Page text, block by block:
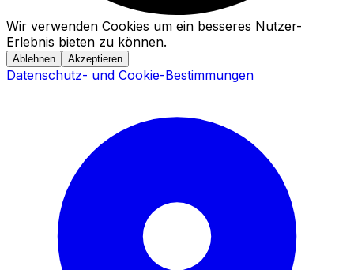
Wir verwenden Cookies um ein besseres Nutzer-
Erlebnis bieten zu können.
Ablehnen Akzeptieren
Datenschutz- und Cookie-Bestimmungen